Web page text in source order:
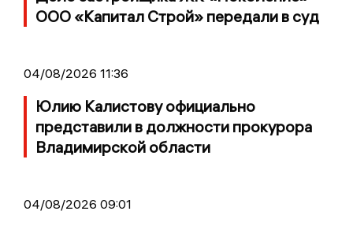
ООО «Капитал Строй» передали в суд
04/08/2026 11:36
Юлию Калистову официально
представили в должности прокурора
Владимирской области
04/08/2026 09:01